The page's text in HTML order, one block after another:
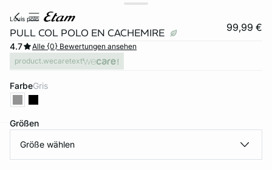
louis polo
PULL COL POLO EN CACHEMIRE 99,99 €
4.7
Alle {0} Bewertungen ansehen
product.wecaretext
Farbe gris
Größen
Größe wählen